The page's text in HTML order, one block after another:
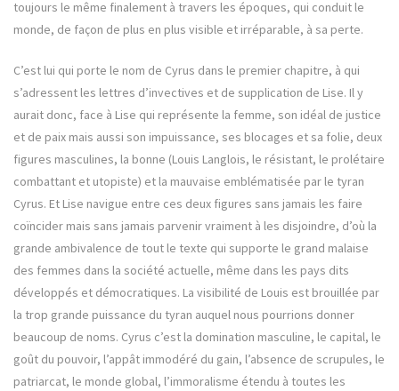
toujours le même finalement à travers les époques, qui conduit le
monde, de façon de plus en plus visible et irréparable, à sa perte.
C’est lui qui porte le nom de Cyrus dans le premier chapitre, à qui
s’adressent les lettres d’invectives et de supplication de Lise. Il y
aurait donc, face à Lise qui représente la femme, son idéal de justice
et de paix mais aussi son impuissance, ses blocages et sa folie, deux
figures masculines, la bonne (Louis Langlois, le résistant, le prolétaire
combattant et utopiste) et la mauvaise emblématisée par le tyran
Cyrus. Et Lise navigue entre ces deux figures sans jamais les faire
coïncider mais sans jamais parvenir vraiment à les disjoindre, d’où la
grande ambivalence de tout le texte qui supporte le grand malaise
des femmes dans la société actuelle, même dans les pays dits
développés et démocratiques. La visibilité de Louis est brouillée par
la trop grande puissance du tyran auquel nous pourrions donner
beaucoup de noms. Cyrus c’est la domination masculine, le capital, le
goût du pouvoir, l’appât immodéré du gain, l’absence de scrupules, le
patriarcat, le monde global, l’immoralisme étendu à toutes les